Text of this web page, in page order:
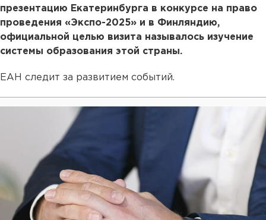
презентацию Екатеринбурга в конкурсе на право
проведения «Экспо-2025» и в Финляндию,
официальной целью визита называлось изучение
системы образования этой страны.
ЕАН следит за развитием событий.